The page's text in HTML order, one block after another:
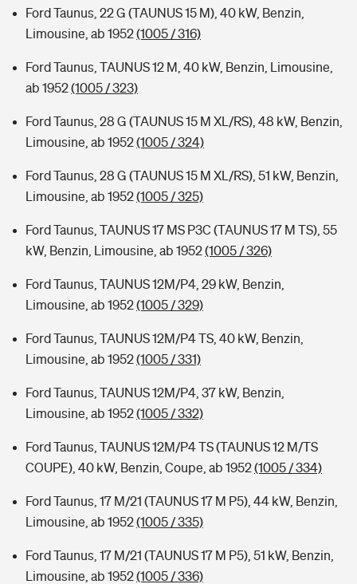
Ford Taunus, 22 G (TAUNUS 15 M), 40 kW, Benzin,
Limousine, ab 1952(1005 / 316)
Ford Taunus, TAUNUS 12 M, 40 kW, Benzin, Limousine,
ab 1952(1005 / 323)
Ford Taunus, 28 G (TAUNUS 15 M XL/RS), 48 kW, Benzin,
Limousine, ab 1952(1005 / 324)
Ford Taunus, 28 G (TAUNUS 15 M XL/RS), 51 kW, Benzin,
Limousine, ab 1952(1005 / 325)
Ford Taunus, TAUNUS 17 MS P3C (TAUNUS 17 M TS), 55
kW, Benzin, Limousine, ab 1952(1005 / 326)
Ford Taunus, TAUNUS 12M/P4, 29 kW, Benzin,
Limousine, ab 1952(1005 / 329)
Ford Taunus, TAUNUS 12M/P4 TS, 40 kW, Benzin,
Limousine, ab 1952(1005 / 331)
Ford Taunus, TAUNUS 12M/P4, 37 kW, Benzin,
Limousine, ab 1952(1005 / 332)
Ford Taunus, TAUNUS 12M/P4 TS (TAUNUS 12 M/TS
COUPE), 40 kW, Benzin, Coupe, ab 1952(1005 / 334)
Ford Taunus, 17 M/21 (TAUNUS 17 M P5), 44 kW, Benzin,
Limousine, ab 1952(1005 / 335)
Ford Taunus, 17 M/21 (TAUNUS 17 M P5), 51 kW, Benzin,
Limousine, ab 1952(1005 / 336)